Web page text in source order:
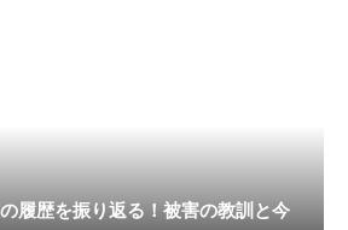
履歴を振り返る！被害の教訓と今